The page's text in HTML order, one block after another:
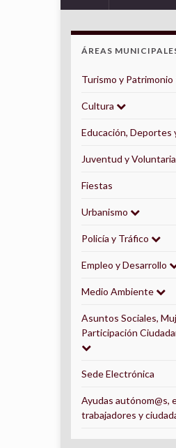
ÁREAS
Turismo y Patrimonio
Cultura
Educación, Deportes
Juventud y
Fiestas
Urbanismo
Policía y Tráfico
Empleo y Desarrollo
Medio Ambiente
Asuntos Sociales,
Participación
Sede Electrónica
Ayudas autónom@s,
trabajadores y